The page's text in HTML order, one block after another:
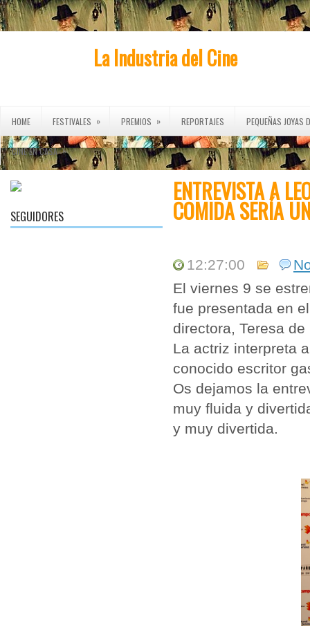
La Industria del Cine
HOME FESTIVALES » PREMIOS » REPORTAJES PEQUEÑAS JOYAS
CINE EN CASA »
SEGUIDORES
ENTREVISTA A
COMIDA SERÍA
12:27:00
El viernes 9 se
fue presentada en
directora, Teresa
La actriz interpreta
conocido escritor
Os dejamos la
muy fluida y
y muy divertida.